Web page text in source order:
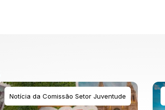
Notícia da Comissão Setor Juventude